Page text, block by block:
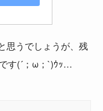
思うでしょうが、残
す(´；ω；`)ｳｯ…